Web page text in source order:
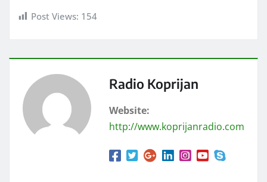
Post Views: 154
Radio Koprijan
Website:
http://www.koprijanradio.com